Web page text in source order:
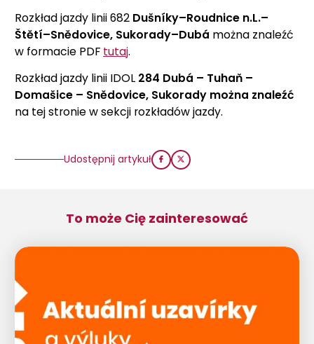
Rozkład jazdy linii 682 Dušníky–Roudnice n.L.–
Štětí–Snědovice, Sukorady–Dubá można znaleźć
w formacie PDF tutaj.
Rozkład jazdy linii IDOL 284 Dubá – Tuhaň –
Domašice – Snědovice, Sukorady można znaleźć
na tej stronie w sekcji rozkładów jazdy.
Udostępnij artykuł
To może Cię zainteresować